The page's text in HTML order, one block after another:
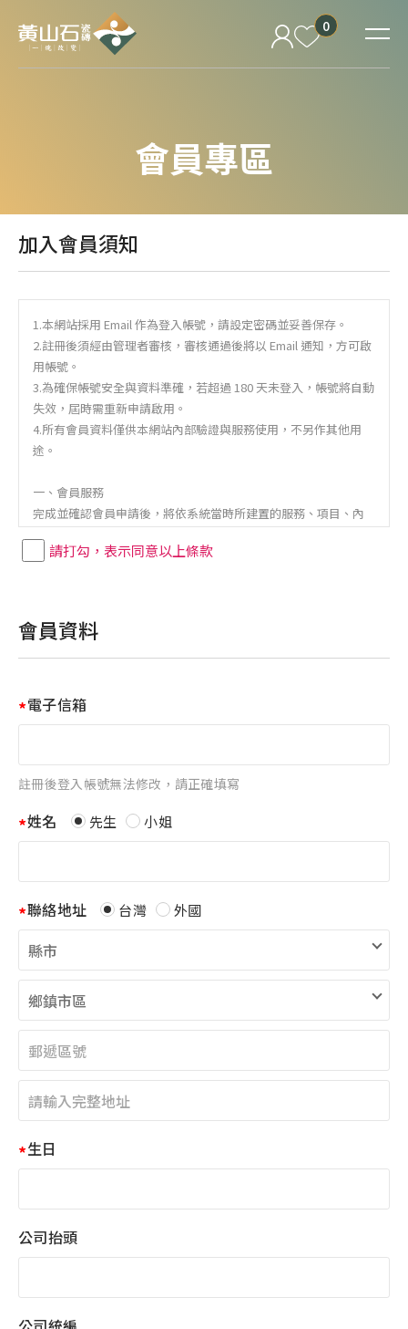
0
會員專區
加入會員須知
1.本網站採用 Email 作為登入帳號，請設定密碼並妥善保存。
2.註冊後須經由管理者審核，審核通過後將以 Email 通知，方可啟
用帳號。
3.為確保帳號安全與資料準確，若超過 180 天未登入，帳號將自動
失效，屆時需重新申請啟用。
4.所有會員資料僅供本網站內部驗證與服務使用，不另作其他用
途。
一、會員服務
完成並確認會員申請後，將依系統當時所建置的服務、項目、內
是變更各項服務項目
請打勾，表示同意以上條款
會員資料
電子信箱
註冊後登入帳號無法修改，請正確填寫
姓名 先生 小姐
聯絡地址 台灣 外國
生日
公司抬頭